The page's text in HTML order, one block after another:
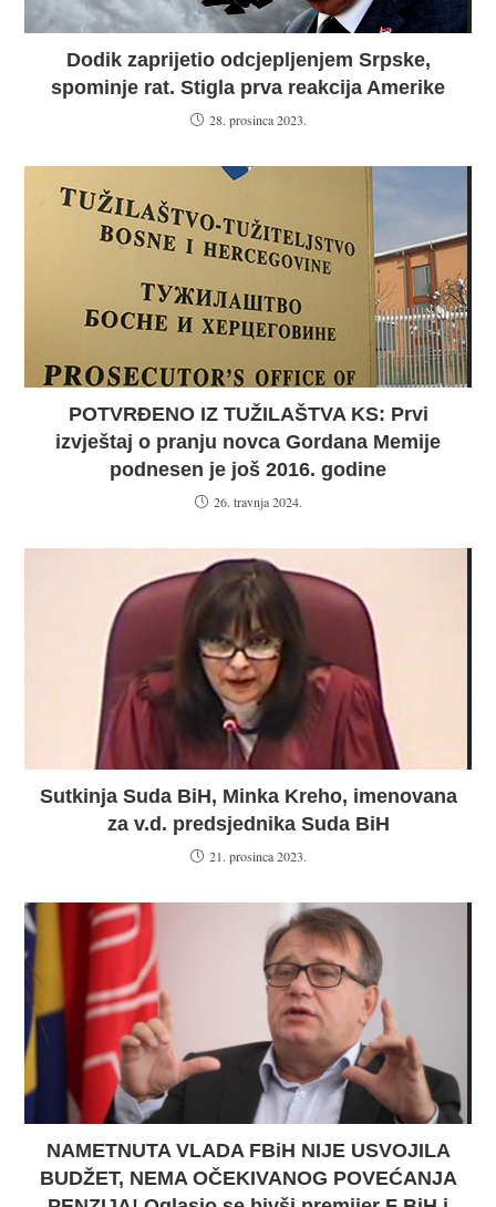
Dodik zaprijetio odcjepljenjem Srpske,
spominje rat. Stigla prva reakcija Amerike
28. prosinca 2023.
POTVRĐENO IZ TUŽILAŠTVA KS: Prvi
izvještaj o pranju novca Gordana Memije
podnesen je još 2016. godine
26. travnja 2024.
Sutkinja Suda BiH, Minka Kreho, imenovana
za v.d. predsjednika Suda BiH
21. prosinca 2023.
NAMETNUTA VLADA FBiH NIJE USVOJILA
BUDŽET, NEMA OČEKIVANOG POVEĆANJA